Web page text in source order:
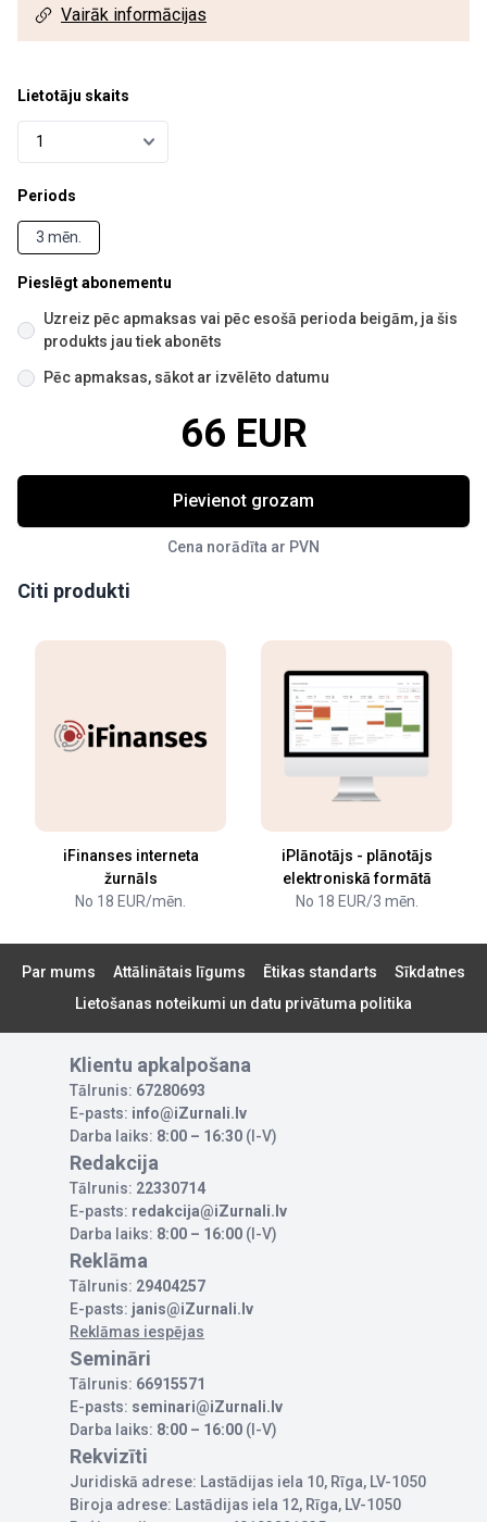
Vairāk informācijas
Lietotāju skaits
Periods
3 mēn.
Pieslēgt abonementu
Uzreiz pēc apmaksas vai pēc esošā perioda beigām, ja šis
produkts jau tiek abonēts
Pēc apmaksas, sākot ar izvēlēto datumu
66 EUR
Pievienot grozam
Cena norādīta ar PVN
Citi produkti
iFinanses interneta
žurnāls
No 18 EUR/mēn.
iPlānotājs - plānotājs
elektroniskā formātā
No 18 EUR/3 mēn.
Par mums Attālinātais līgums Ētikas standarts
Sīkdatnes
Lietošanas noteikumi un datu privātuma politika
Klientu apkalpošana
Tālrunis: 67280693
E-pasts: info@iZurnali.lv
Darba laiks: 8:00 – 16:30 (I-V)
Redakcija
Tālrunis: 22330714
E-pasts: redakcija@iZurnali.lv
Darba laiks: 8:00 – 16:00 (I-V)
Reklāma
Tālrunis: 29404257
E-pasts: janis@iZurnali.lv
Reklāmas iespējas
Semināri
Tālrunis: 66915571
E-pasts: seminari@iZurnali.lv
Darba laiks: 8:00 – 16:00 (I-V)
Rekvizīti
Juridiskā adrese: Lastādijas iela 10, Rīga, LV-1050
Biroja adrese: Lastādijas iela 12, Rīga, LV-1050